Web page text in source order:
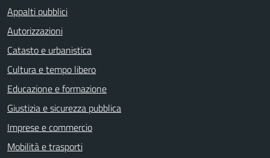
Appalti pubblici
Autorizzazioni
Catasto e urbanistica
Cultura e tempo libero
Educazione e formazione
Giustizia e sicurezza pubblica
Imprese e commercio
Mobilità e trasporti